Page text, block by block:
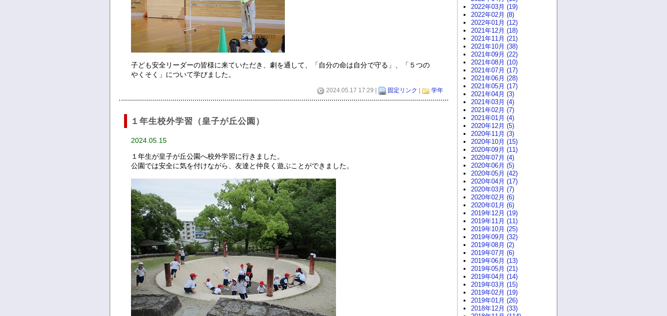
子ども安全リーダーの皆様に来ていただき、劇を通して、「自分の命は自分で守る」、「５つの
やくそく」について学びました。
2024.05.17 17:29 | 固定リンク 学年
１年生校外学習（皇子が丘公園）
2024.05.15
１年生が皇子が丘公園へ校外学習に行きました。
公園では安全に気を付けながら、友達と仲良く遊ぶことができました。
2022年03月 (19)
2022年02月 (8)
2022年01月 (12)
2021年12月 (18)
2021年11月 (21)
2021年10月 (38)
2021年09月 (22)
2021年08月 (10)
2021年07月 (17)
2021年06月 (28)
2021年05月 (17)
2021年04月 (3)
2021年03月 (4)
2021年02月 (7)
2021年01月 (4)
2020年12月 (5)
2020年11月 (3)
2020年10月 (15)
2020年09月 (11)
2020年07月 (4)
2020年06月 (5)
2020年05月 (42)
2020年04月 (17)
2020年03月 (7)
2020年02月 (6)
2020年01月 (6)
2019年12月 (19)
2019年11月 (11)
2019年10月 (25)
2019年09月 (32)
2019年08月 (2)
2019年07月 (6)
2019年06月 (13)
2019年05月 (21)
2019年04月 (14)
2019年03月 (15)
2019年02月 (19)
2019年01月 (26)
2018年12月 (33)